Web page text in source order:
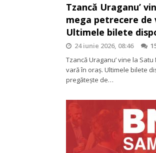
Tzancă Uraganu’
mega petrecere de
Ultimele bilete
24 iunie 2026, 08:46
Tzancă Uraganu’ vine la
vară în oraș. Ultimele bilete
pregătește de…